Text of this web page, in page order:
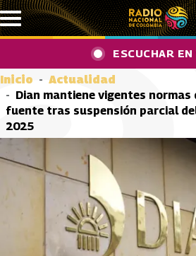
Pasar al contenido principal
ESCUCHAR EN
Inicio
Actualidad
Dian mantiene vigentes normas
fuente tras suspensión parcial
2025